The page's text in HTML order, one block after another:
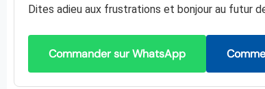
Dites adieu aux frustrations et bonjour au futur
Commander sur WhatsApp